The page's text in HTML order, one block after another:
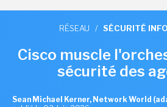
RÉSEAU / SÉCURITÉ
Cisco muscle
sécurité des
Sean Michael Kerner, Network World